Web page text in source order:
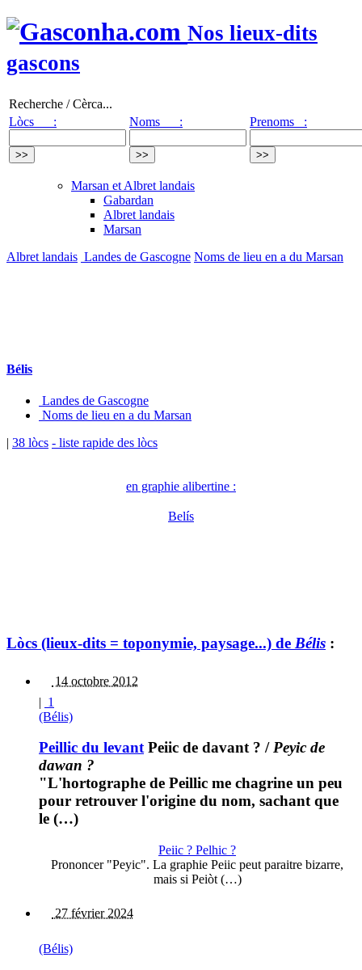
Nos lieux-dits
gascons
Recherche / Cèrca...
Lòcs :
Noms : Prenoms :
Marsan et Albret landais
Gabardan
Albret landais
Marsan
Albret landais Landes de Gascogne Noms de lieu en a du Marsan
Bélis
Landes de Gascogne
Noms de lieu en a du Marsan
| 38 lòcs - liste rapide des lòcs
en graphie alibertine :
Belís
Lòcs (lieux-dits = toponymie, paysage...) de Bélis :
14 octobre 2012
| 1
(Bélis)
Peillic du levantPeiic de davant ? /Peyic de
dawan ?
"L'hortographe de Peillic me chagrine un peu
pour retrouver l'origine du nom, sachant que
le (…)
Peiic ? Pelhic ?
Prononcer "Peyic". La graphie Peiic peut paraitre bizarre,
mais si Peiòt (…)
27 février 2024
(Bélis)